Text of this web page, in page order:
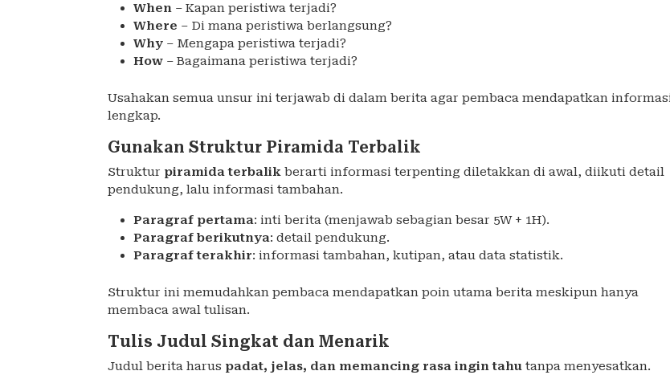
When – Kapan peristiwa terjadi?
Where – Di mana peristiwa berlangsung?
Why – Mengapa peristiwa terjadi?
How – Bagaimana peristiwa terjadi?
Usahakan semua unsur ini terjawab di dalam berita agar pembaca mendapatkan
lengkap.
Gunakan Struktur Piramida Terbalik
Struktur piramida terbalik berarti informasi terpenting diletakkan di awal, diikuti detail
pendukung, lalu informasi tambahan.
Paragraf pertama: inti berita (menjawab sebagian besar 5W + 1H).
Paragraf berikutnya: detail pendukung.
Paragraf terakhir: informasi tambahan, kutipan, atau data statistik.
Struktur ini memudahkan pembaca mendapatkan poin utama berita meskipun hanya
membaca awal tulisan.
Tulis Judul Singkat dan Menarik
Judul berita harus padat, jelas, dan memancing rasa ingin tahu tanpa menyesatkan.